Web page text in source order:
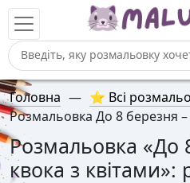
Головна — ⭐ Всі
Розмальовка До 8 березня –
Розмальовка «До
квока з квітами»: